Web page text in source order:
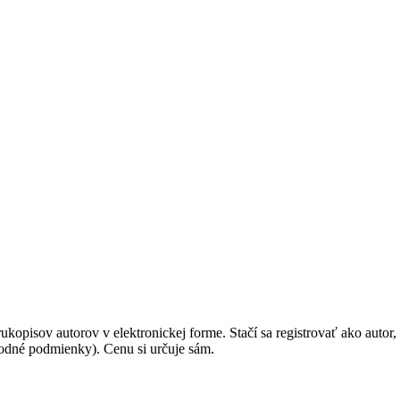
autorov v elektronickej forme. Stačí sa registrovať ako
podmienky). Cenu si určuje sám.